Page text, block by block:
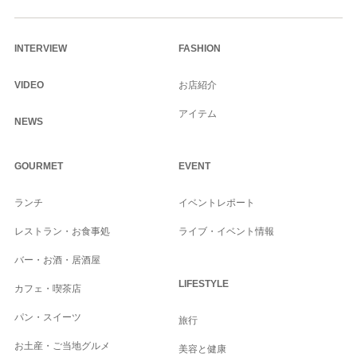
INTERVIEW
VIDEO
NEWS
FASHION
お店紹介
アイテム
GOURMET
ランチ
レストラン・お食事処
バー・お酒・居酒屋
カフェ・喫茶店
パン・スイーツ
お土産・ご当地グルメ
EVENT
イベントレポート
ライブ・イベント情報
LIFESTYLE
旅行
美容と健康